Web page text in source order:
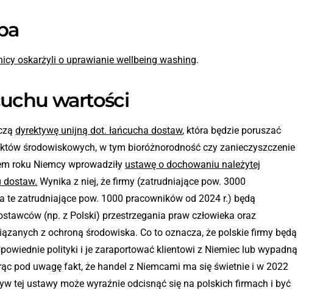
oskarżyli o uprawianie wellbeing washing.
wartości
dyrektywę unijną dot. łańcucha dostaw, która będzie poruszać
środowiskowych, w tym bioróżnorodność czy zanieczyszczenie
roku Niemcy wprowadziły ustawę o dochowaniu należytej
dostaw. Wynika z niej, że firmy (zatrudniające pow. 3000
te zatrudniające pow. 1000 pracowników od 2024 r.) będą
(np. z Polski) przestrzegania praw człowieka oraz
z ochroną środowiska. Co to oznacza, że polskie firmy będą
polityki i je zaraportować klientowi z Niemiec lub wypadną
pod uwagę fakt, że handel z Niemcami ma się świetnie i w 2022
tej ustawy może wyraźnie odcisnąć się na polskich firmach i być